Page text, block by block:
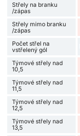
Střely na branku
/zápas
Střely mimo branku
/zápas
Počet střel na
vstřelený gól
Týmové střely nad
10,5
Týmové střely nad
11,5
Týmové střely nad
12,5
Týmové střely nad
13,5